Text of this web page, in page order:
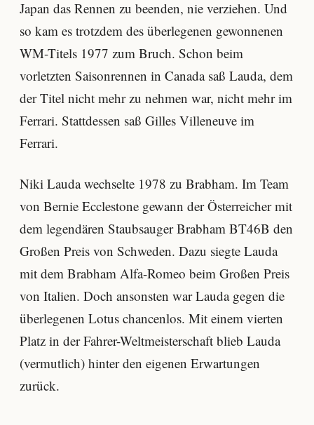
Japan das Rennen zu beenden, nie verziehen. Und
so kam es trotzdem des überlegenen gewonnenen
WM-Titels 1977 zum Bruch. Schon beim
vorletzten Saisonrennen in Canada saß Lauda, dem
der Titel nicht mehr zu nehmen war, nicht mehr im
Ferrari. Stattdessen saß Gilles Villeneuve im
Ferrari.
Niki Lauda wechselte 1978 zu Brabham. Im Team
von Bernie Ecclestone gewann der Österreicher mit
dem legendären Staubsauger Brabham BT46B den
Großen Preis von Schweden. Dazu siegte Lauda
mit dem Brabham Alfa-Romeo beim Großen Preis
von Italien. Doch ansonsten war Lauda gegen die
überlegenen Lotus chancenlos. Mit einem vierten
Platz in der Fahrer-Weltmeisterschaft blieb Lauda
(vermutlich) hinter den eigenen Erwartungen
zurück.